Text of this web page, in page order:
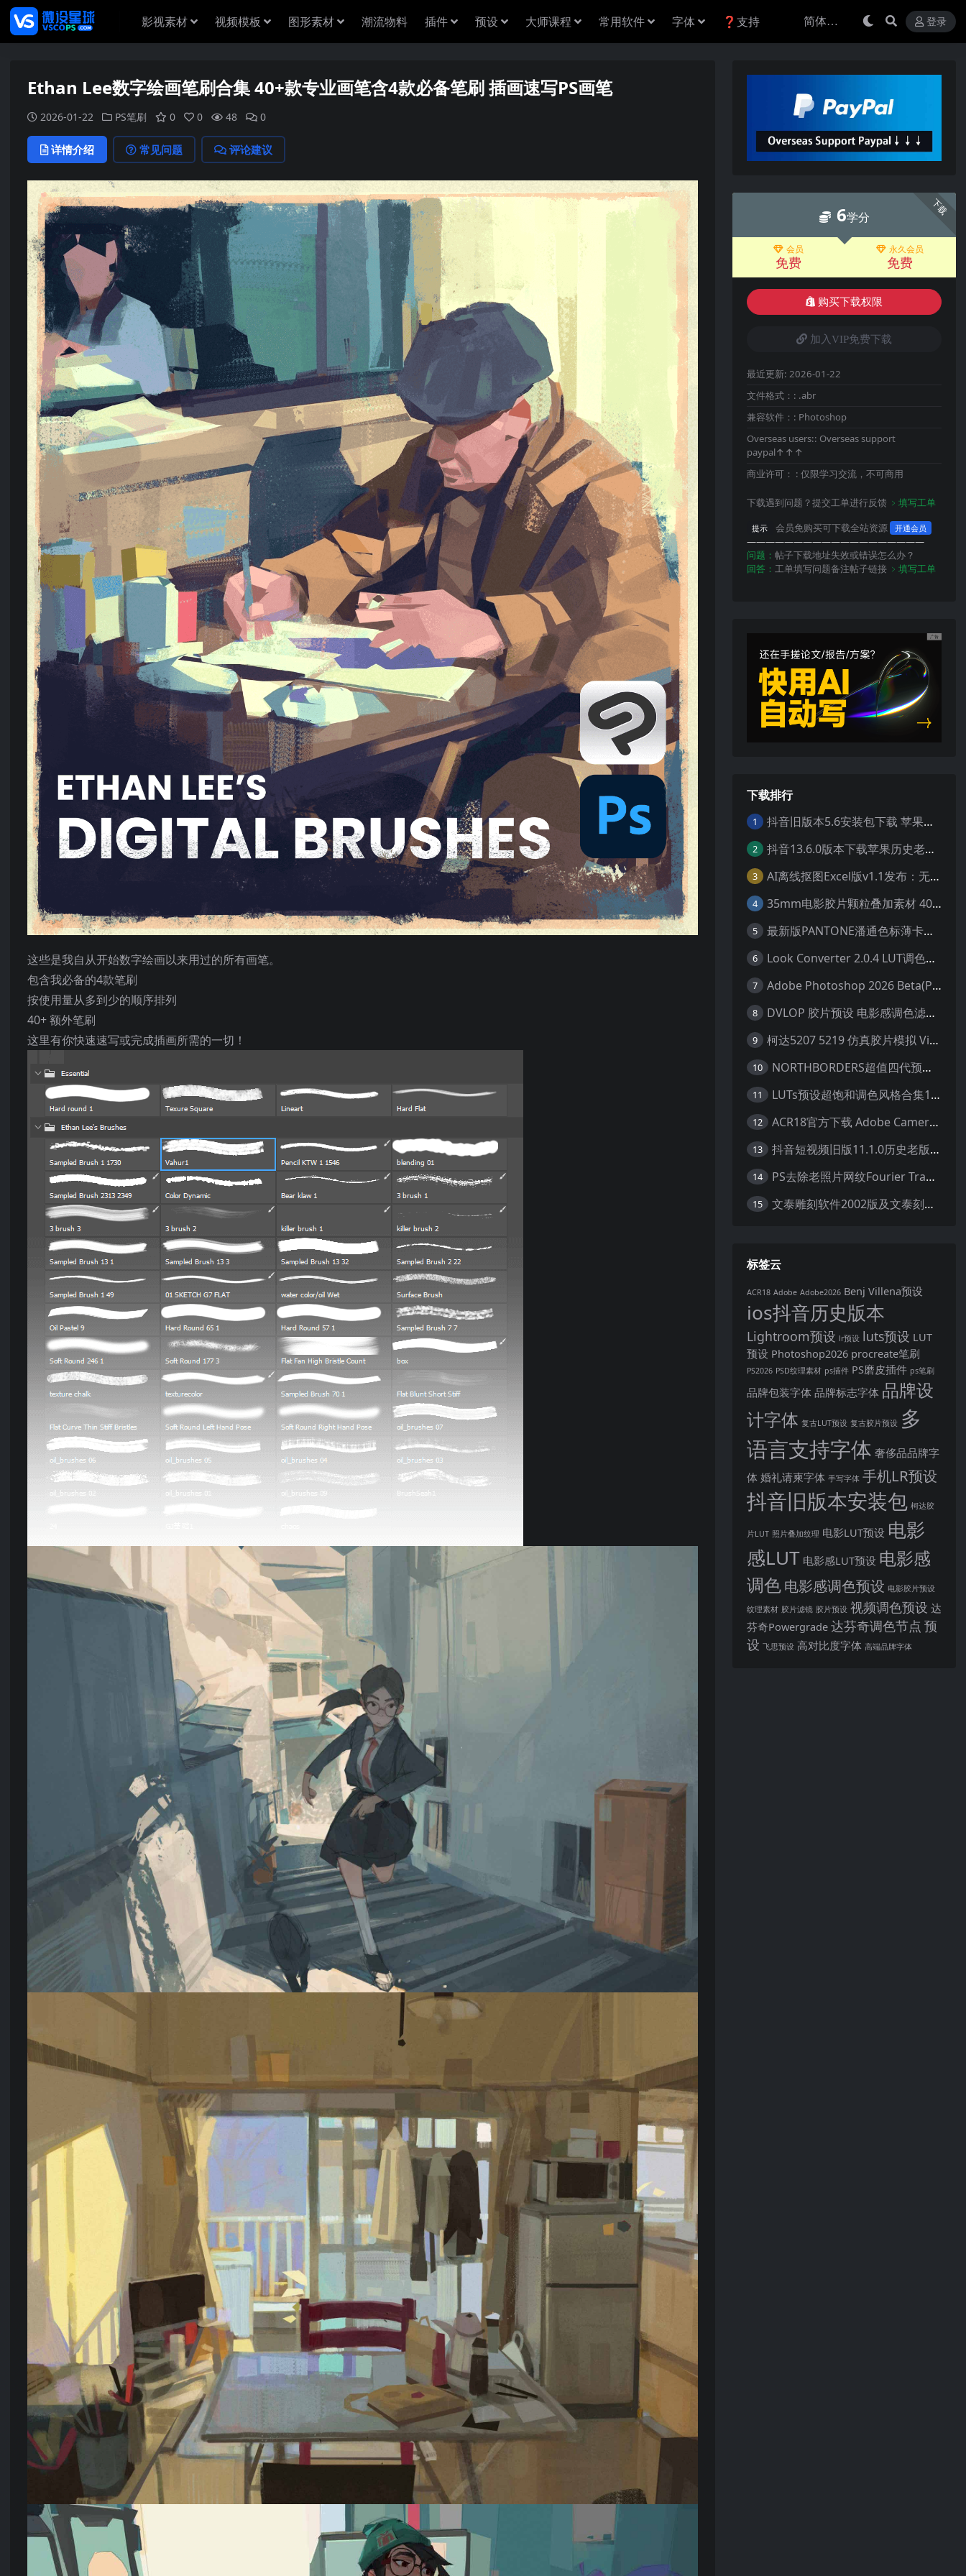
影视素材 视频模板 图形素材 潮流物料 插件 预设 大师课程 常用软件 字体 ❓支持 登录
Ethan Lee数字绘画笔刷合集 40+款专业画笔含4款必备笔刷 插画速写PS画笔
2026-01-22 PS笔刷 0 0 48 0
详情介绍 常见问题 评论建议
这些是我自从开始数字绘画以来用过的所有画笔。
包含我必备的4款笔刷
按使用量从多到少的顺序排列
40+ 额外笔刷
这里有你快速速写或完成插画所需的一切！
下载
6学分
会员
免费
永久会员
免费
购买下载权限
加入VIP免费下载
最近更新: 2026-01-22
文件格式：: .abr
兼容软件：: Photoshop
Overseas users:: Overseas support
paypal↑↑↑
商业许可： : 仅限学习交流，不可商用
下载遇到问题？提交工单进行反馈 ﹥填写工单
提示 会员免购买可下载全站资源 开通会员
———————————————————
问题： 帖子下载地址失效或错误怎么办？
回答： 工单填写问题备注帖子链接 ﹥填写工单
下载排行
1 抖音旧版本5.6安装包下载 苹果抖音历史版本下载安装 ios抖音老旧版本大全 抖音5.6.0历史官方版安装下载
2 抖音13.6.0版本下载苹果历史老旧版本 ios抖音13.6旧版本安装包
3 AI离线抠图Excel版v1.1发布：无需联网一键智能去除背景
4 35mm电影胶片颗粒叠加素材 40个4K真实噪点纹理 20动态+20静态视频剪辑特效包
5 最新版PANTONE潘通色标薄卡库 GP1601N完美兼容Adobe Illustrator免费下载
6 Look Converter 2.0.4 LUT调色格式转换工具一键转换LR预设【附教程】
7 Adobe Photoshop 2026 Beta(PS2026) v27.2 .m3292 AI 中文绿色免安装版
8 DVLOP 胶片预设 电影感调色滤镜 人像摄影后期处理 婚礼跟拍风格 柯达胶片模拟效果+配置文件 PS/LR JOSE VILLA – For the Love of Film – Kodak Presets
9 柯达5207 5219 仿真胶片模拟 Vincent Color Film PowerGrade 下载 LUT预设怀旧外观色彩分级达芬奇调色节
10 NORTHBORDERS超值四代预设整合包100+专业Lightroom预设含教程与RAW样片 MEGA PACK
11 LUTs预设超饱和调色风格合集10款专业视频色彩视频剪辑预设Motion Array – Super Saturated LUTs Pack
12 ACR18官方下载 Adobe Camera Raw(ACR18) v18.1.1 for Mac 中文最新免费正式版 下载
13 抖音短视频旧版11.1.0历史老版本 苹果抖音旧版本ios恢复抖音旧版本11.1安装包
14 PS去除老照片网纹Fourier Transform FFT/iFFT 滤镜-32/64位
15 文泰雕刻软件2002版及文泰刻绘2009-2010版 包含教程(支持Win7~Win10 64位)
标签云
ACR18 Adobe Adobe2026 Benj Villena预设
ios抖音历史版本
Lightroom预设 lr预设 luts预设 LUT
预设 Photoshop2026 procreate笔刷
PS2026 PSD纹理素材 ps插件 PS磨皮插件 ps笔刷
品牌包装字体 品牌标志字体 品牌设
计字体 复古LUT预设 复古胶片预设 多
语言支持字体 奢侈品品牌字
体 婚礼请柬字体 手写字体 手机LR预设
抖音旧版本安装包 柯达胶
片LUT 照片叠加纹理 电影LUT预设 电影
感LUT 电影感LUT预设 电影感
调色电影感调色预设 电影胶片预设
纹理素材 胶片滤镜 胶片预设 视频调色预设 达
芬奇Powergrade 达芬奇调色节点 预
设 飞思预设 高对比度字体 高端品牌字体